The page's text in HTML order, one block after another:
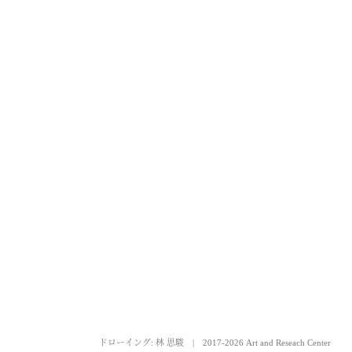
ドローイング: 林 思駿 2017-2026 Art and Reseach Center